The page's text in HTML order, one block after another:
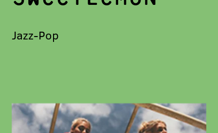
Jazz-Pop